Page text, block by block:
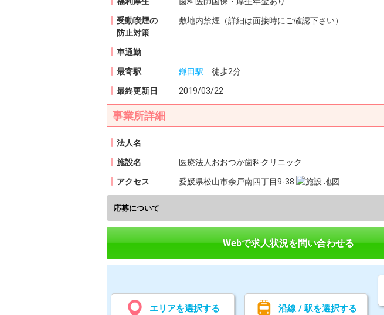
受動喫煙の
防止対策
敷地内禁煙（詳細は面接時にご確認下さい）
車通勤
最寄駅 鎌田駅 徒歩2分
最終更新日 2019/03/22
事業所詳細
法人名
施設名 医療法人おおつか歯科クリニック
アクセス 愛媛県松山市余戸南四丁目9-38
応募について
Webで求人状況を問い合わせる
エリアを選択する 沿線 / 駅を選択する